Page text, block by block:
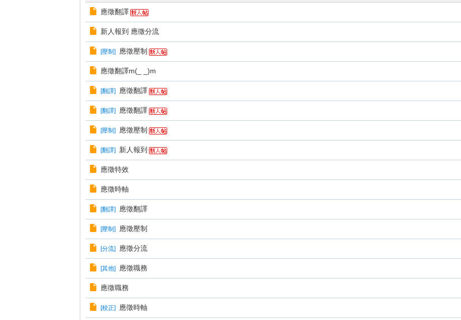
應徵翻譯
新人報到 應徵分流
[壓制] 應徵壓制
應徵翻譯m(_ _)m
[翻譯] 應徵翻譯
[翻譯] 應徵翻譯
[壓制] 應徵壓制
[翻譯] 新人報到
應徵特效
應徵時軸
[翻譯] 應徵翻譯
[壓制] 應徵壓制
[分流] 應徵分流
[其他] 應徵職務
應徵職務
[校正] 應徵時軸